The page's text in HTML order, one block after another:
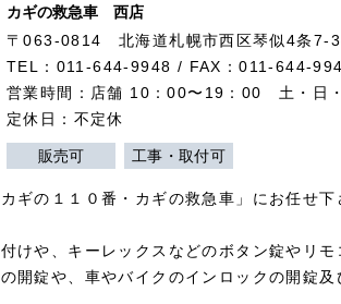
カギの救急車 西店
〒063-0814 北海道札幌市西区琴似4条7-
TEL：011-644-9948 / FAX：011-644-
営業時間：店舗 10：00〜19：00 土・
定休日：不定休
販売可 工事・取付可
ギの１１０番・カギの救急車」にお任せ
けや、キーレックスなどのボタン錠やリ
開錠や、車やバイクのインロックの開錠